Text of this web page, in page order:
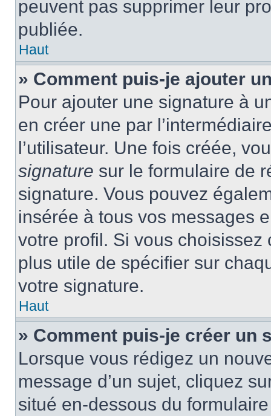
peuvent pas supprimer leur
publiée.
Haut
» Comment puis-je ajouter
Pour ajouter une signature à
en créer une par
l’utilisateur. Une fois créée,
signature sur le formulaire de
signature. Vous pouvez
insérée à tous vos messages
votre profil. Si vous
plus utile de spécifier sur
votre signature.
Haut
» Comment puis-je créer un
Lorsque vous rédigez un
message d’un sujet, cliquez
situé en-dessous du